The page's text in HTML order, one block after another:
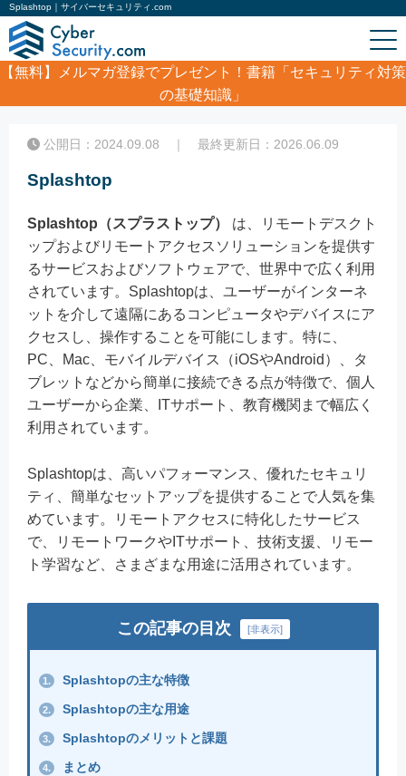
Splashtop｜サイバーセキュリティ.com
【無料】
メルマガ登録でプレゼント！書籍「セキュリティ対策
の基礎知識」
Splashtop
公開日：2024.09.08 ｜ 最終更新日：2026.06.09
Splashtop
Splashtop（スプラストップ）
は、リモートデスクト
ップおよびリモートアクセスソリューションを提供す
るサービスおよびソフトウェアで、世界中で広く利用
されています。Splashtopは、ユーザーがインターネ
ットを介して遠隔にあるコンピュータやデバイスにア
クセスし、操作することを可能にします。特に、
PC、Mac、モバイルデバイス（iOSやAndroid）、タ
ブレットなどから簡単に接続できる点が特徴で、個人
ユーザーから企業、ITサポート、教育機関まで幅広く
利用されています。
Splashtopは、高いパフォーマンス、優れたセキュリ
ティ、簡単なセットアップを提供することで人気を集
めています。リモートアクセスに特化したサービス
で、リモートワークやITサポート、技術支援、リモー
ト学習など、さまざまな用途に活用されています。
この記事の目次 [非表示]
1. Splashtopの主な特徴
2. Splashtopの主な用途
3. Splashtopのメリットと課題
4. まとめ